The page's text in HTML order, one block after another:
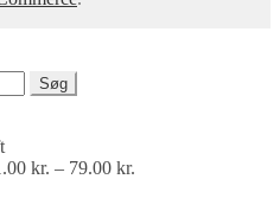
Søg
kr. – 79.00 kr.